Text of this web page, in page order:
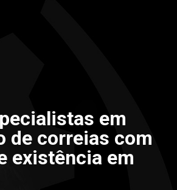
em
de correias com
existência em